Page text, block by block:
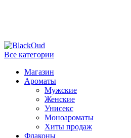
Все категории
Магазин
Ароматы
Мужские
Женские
Унисекс
Моноароматы
Хиты продаж
Флаконы